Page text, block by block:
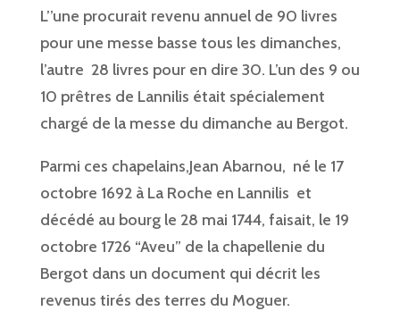
L’’une procurait revenu annuel de 90 livres
pour une messe basse tous les dimanches,
l’autre 28 livres pour en dire 30. L’un des 9 ou
10 prêtres de Lannilis était spécialement
chargé de la messe du dimanche au Bergot.
Parmi ces chapelains,Jean Abarnou, né le 17
octobre 1692 à La Roche en Lannilis et
décédé au bourg le 28 mai 1744, faisait, le 19
octobre 1726 “Aveu” de la chapellenie du
Bergot dans un document qui décrit les
revenus tirés des terres du Moguer.